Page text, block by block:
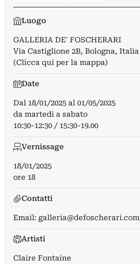
Luogo
GALLERIA DE' FOSCHERARI
Via Castiglione 2B, Bologna, Italia
(Clicca qui per la mappa)
Date
Dal 18/01/2025 al 01/05/2025
da martedi a sabato
10:30-12:30 / 15:30-19.00
Vernissage
18/01/2025
ore 18
Contatti
Email: galleria@defoscherari.com
Artisti
Claire Fontaine